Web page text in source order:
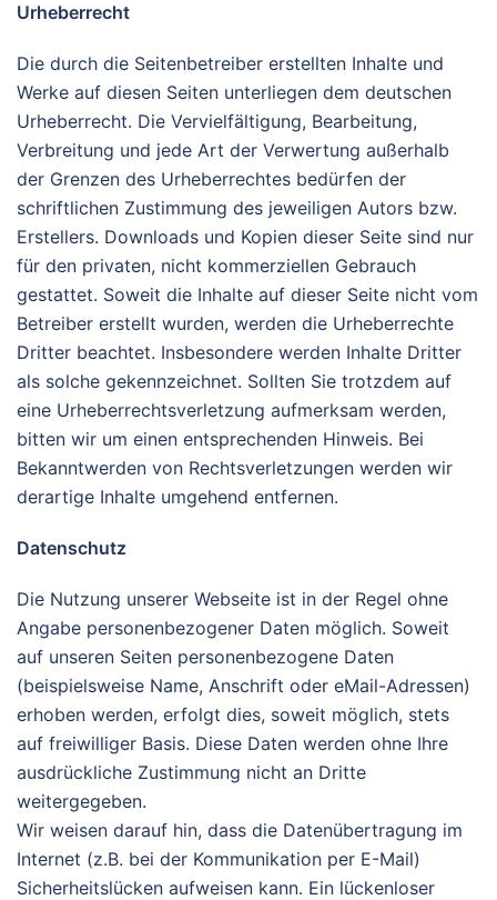
Urheberrecht
Die durch die Seitenbetreiber erstellten Inhalte und
Werke auf diesen Seiten unterliegen dem deutschen
Urheberrecht. Die Vervielfältigung, Bearbeitung,
Verbreitung und jede Art der Verwertung außerhalb
der Grenzen des Urheberrechtes bedürfen der
schriftlichen Zustimmung des jeweiligen Autors bzw.
Erstellers. Downloads und Kopien dieser Seite sind nur
für den privaten, nicht kommerziellen Gebrauch
gestattet. Soweit die Inhalte auf dieser Seite nicht vom
Betreiber erstellt wurden, werden die Urheberrechte
Dritter beachtet. Insbesondere werden Inhalte Dritter
als solche gekennzeichnet. Sollten Sie trotzdem auf
eine Urheberrechtsverletzung aufmerksam werden,
bitten wir um einen entsprechenden Hinweis. Bei
Bekanntwerden von Rechtsverletzungen werden wir
derartige Inhalte umgehend entfernen.
Datenschutz
Die Nutzung unserer Webseite ist in der Regel ohne
Angabe personenbezogener Daten möglich. Soweit
auf unseren Seiten personenbezogene Daten
(beispielsweise Name, Anschrift oder eMail-Adressen)
erhoben werden, erfolgt dies, soweit möglich, stets
auf freiwilliger Basis. Diese Daten werden ohne Ihre
ausdrückliche Zustimmung nicht an Dritte
weitergegeben.
Wir weisen darauf hin, dass die Datenübertragung im
Internet (z.B. bei der Kommunikation per E-Mail)
Sicherheitslücken aufweisen kann. Ein lückenloser